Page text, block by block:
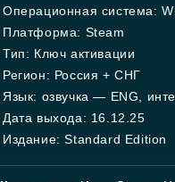
Операционная система:
Платформа: Steam
Тип: Ключ активации
Регион: Россия + СНГ
Язык: озвучка — ENG,
Дата выхода: 16.12.25
Издание: Standard Edition